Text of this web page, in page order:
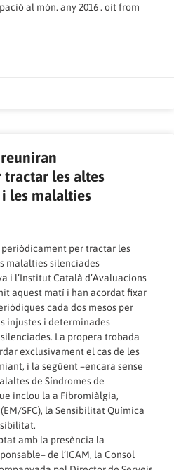
al món. any 2016 . oit from
reuniran
les altes
les malalties
periòdicament per tractar les
malalties silenciades
i l’Institut Català d’Avaluacions
aquest matí i han acordat fixar
cada dos mesos per
injustes i determinades
La propera trobada
exclusivament el cas de les
i la següent –encara sense
de Síndromes de
inclou la a Fibromiàlgia,
SFC), la Sensibilitat Química
amb la presència la
de l’ICAM, la Consol